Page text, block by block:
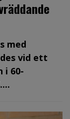
med
vid ett
i 60-